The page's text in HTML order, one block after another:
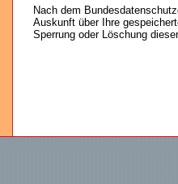
Nach dem
Auskunft über Ihre
Sperrung oder Löschung